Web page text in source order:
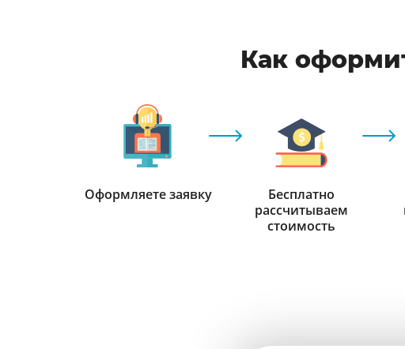
Как
Оформляете заявку
Бесплатно
рассчитываем
стоимость